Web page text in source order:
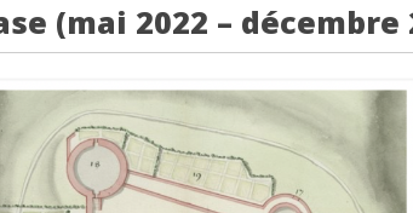
(mai 2022 – décembre